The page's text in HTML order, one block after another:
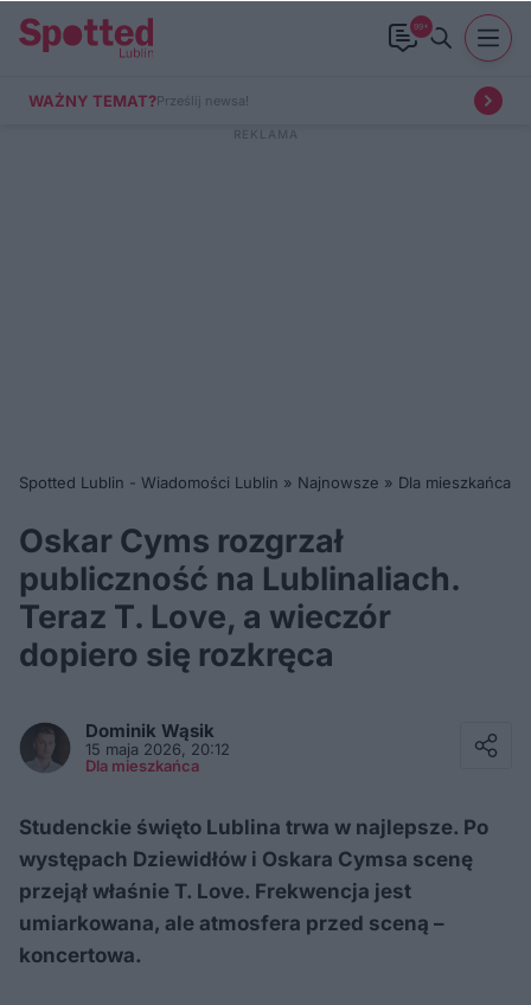
99+
WAŻNY TEMAT?Prześlij newsa!
Spotted Lublin - Wiadomości Lublin » Najnowsze » Dla mieszkańca
Oskar Cyms rozgrzał
publiczność na Lublinaliach.
Teraz T. Love, a wieczór
dopiero się rozkręca
Dominik Wąsik
15 maja 2026, 20:12
Dla mieszkańca
Studenckie święto Lublina trwa w najlepsze. Po
występach Dziewidłów i Oskara Cymsa scenę
przejął właśnie T. Love. Frekwencja jest
umiarkowana, ale atmosfera przed sceną –
koncertowa.